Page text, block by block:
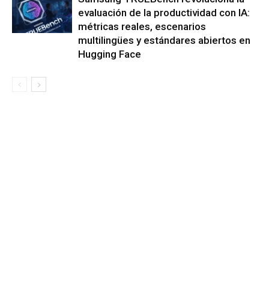
evaluación de la productividad con IA:
métricas reales, escenarios
multilingües y estándares abiertos en
Hugging Face